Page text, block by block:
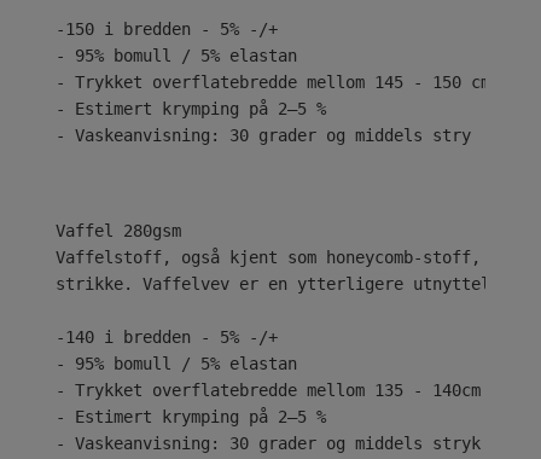
-150 i bredden - 5% -/+
- 95% bomull / 5% elastan
- Trykket overflatebredde mellom 145 - 150 cm
- Estimert krymping på 2–5 %
- Vaskeanvisning: 30 grader og middels stry
Vaffelstoff, også kjent som honeycomb-stoff, har
strikke. Vaffelvev er en ytterligere utnyttelse
-140 i bredden - 5% -/+
- 95% bomull / 5% elastan
- Trykket overflatebredde mellom 135 - 140cm
- Estimert krymping på 2–5 %
- Vaskeanvisning: 30 grader og middels stryk